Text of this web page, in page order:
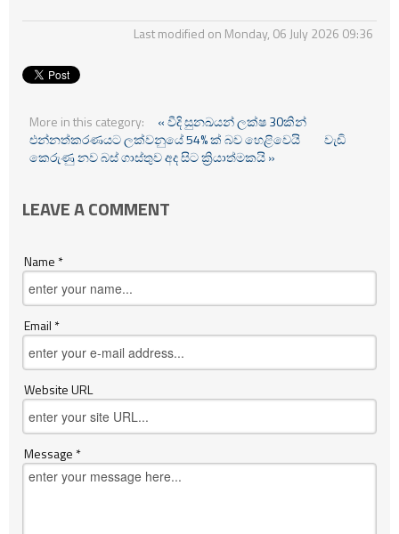
Last modified on Monday, 06 July 2026 09:36
More in this category:
« වීදි සුනඛයන් ලක්ෂ 30කින්
එන්නත්කරණයට ලක්වනුයේ 54% ක් බව හෙළිවෙයි
වැඩි
කෙරුණු නව බස් ගාස්තුව අද සිට ක්‍රියාත්මකයි »
LEAVE A COMMENT
Name *
Email *
Website URL
Message *